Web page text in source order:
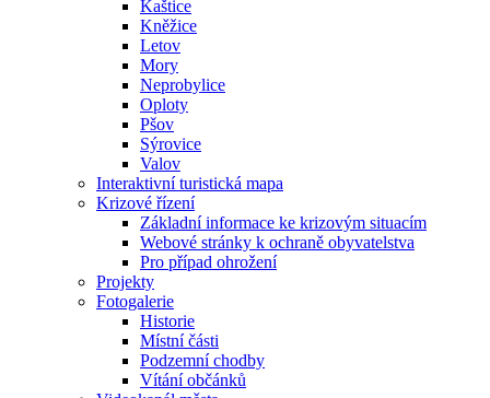
Kaštice
Kněžice
Letov
Mory
Neprobylice
Oploty
Pšov
Sýrovice
Valov
Interaktivní turistická mapa
Krizové řízení
Základní informace ke krizovým situacím
Webové stránky k ochraně obyvatelstva
Pro případ ohrožení
Projekty
Fotogalerie
Historie
Místní části
Podzemní chodby
Vítání občánků